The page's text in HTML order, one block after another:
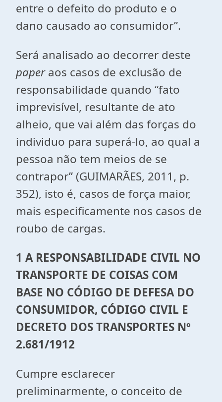
entre o defeito do produto e o
dano causado ao consumidor”.
Será analisado ao decorrer deste
paperaos casos de exclusão de
responsabilidade quando “fato
imprevisível, resultante de ato
alheio, que vai além das forças do
individuo para superá-lo, ao qual a
pessoa não tem meios de se
contrapor” (GUIMARÃES, 2011, p.
352), isto é, casos de força maior,
mais especificamente nos casos de
roubo de cargas.
1 A RESPONSABILIDADE CIVIL NO
TRANSPORTE DE COISAS COM
BASE NO CÓDIGO DE DEFESA DO
CONSUMIDOR, CÓDIGO CIVIL E
DECRETO DOS TRANSPORTES Nº
2.681/1912
Cumpre esclarecer
preliminarmente, o conceito de